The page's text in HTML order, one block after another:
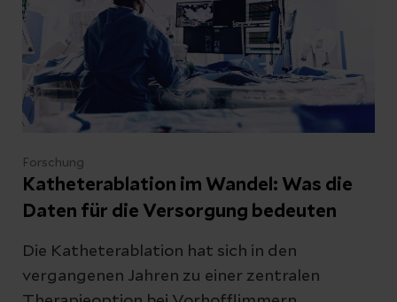
15 Millionen Deutschen am Handgelenk, doch
die erhobenen Daten werden häufig noch
nicht genutzt.
Forschung
Katheterablation im Wandel: Was die
Daten für die Versorgung bedeuten
Die Katheterablation hat sich in den
vergangenen Jahren zu einer zentralen